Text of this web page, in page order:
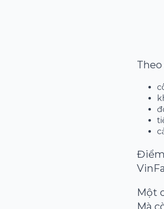
Một